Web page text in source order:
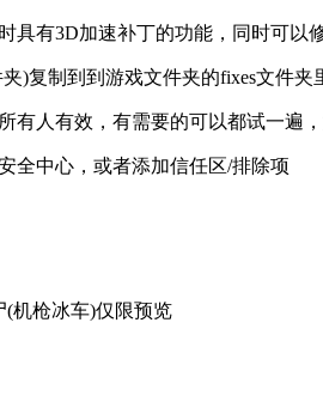
具有3D加速补丁的功能，同时可以
)复制到到游戏文件夹的fixes文件
有人有效，有需要的可以都试一遍
全中心，或者添加信任区/排除项
(机枪冰车)仅限预览